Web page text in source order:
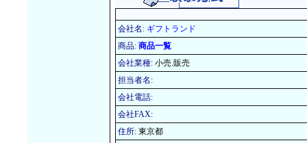
会社名: ギフトランド
商品: 商品一覧
会社業種: 小売.販売
担当者名:
会社電話:
会社FAX:
住所: 東京都